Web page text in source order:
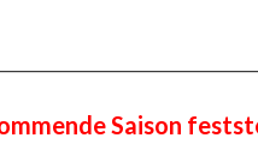
Saison